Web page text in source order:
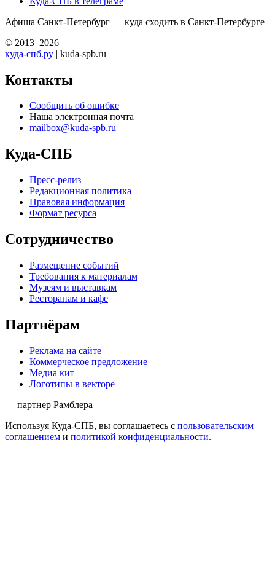
Афиша Санкт-Петербург — куда сходить в Санкт-Петербурге
© 2013–2026
куда-спб.ру | kuda-spb.ru
Контакты
Сообщить об ошибке
Наша электронная почта
mailbox@kuda-spb.ru
Куда-СПБ
Пресс-релиз
Редакционная политика
Правовая информация
Формат ресурса
Сотрудничество
Размещение событий
Требования к материалам
Музеям и выставкам
Ресторанам и кафе
Партнёрам
Реклама на сайте
Коммерческое предложение
Медиа кит
Логотипы в векторе
— партнер Рамблера
Используя Куда-СПБ, вы соглашаетесь с пользовательским
соглашением и политикой конфиденциальности.